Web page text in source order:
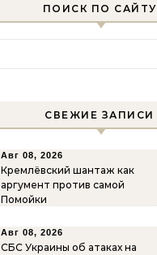
ПОИСК ПО САЙТУ
СВЕЖИЕ ЗАПИСИ
Авг 08, 2026
Кремлёвский шантаж как
аргумент против самой
Помойки
Авг 08, 2026
СБС Украины об атаках на